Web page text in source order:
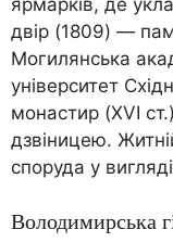
двір (1809) —
Могилянська
університет
монастир (XVI
дзвіницею.
споруда у
Володимирська